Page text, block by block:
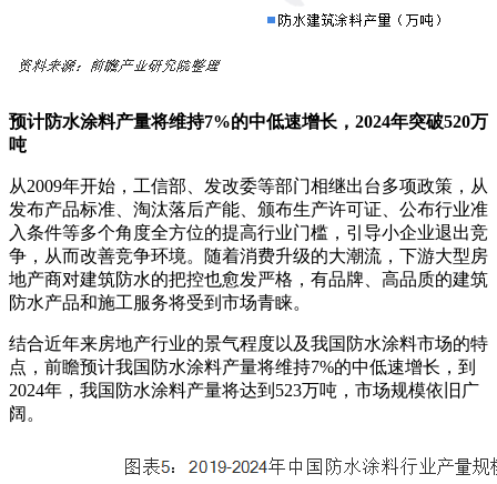
预计防水涂料产量将维持7%的中低速增长，2024年突破520万
吨
从2009年开始，工信部、发改委等部门相继出台多项政策，从
发布产品标准、淘汰落后产能、颁布生产许可证、公布行业准
入条件等多个角度全方位的提高行业门槛，引导小企业退出竞
争，从而改善竞争环境。随着消费升级的大潮流，下游大型房
地产商对建筑防水的把控也愈发严格，有品牌、高品质的建筑
防水产品和施工服务将受到市场青睐。
结合近年来房地产行业的景气程度以及我国防水涂料市场的特
点，前瞻预计我国防水涂料产量将维持7%的中低速增长，到
2024年，我国防水涂料产量将达到523万吨，市场规模依旧广
阔。